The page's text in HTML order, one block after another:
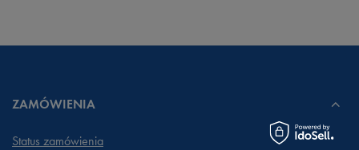
ZAMÓWIENIA
Status zamówienia